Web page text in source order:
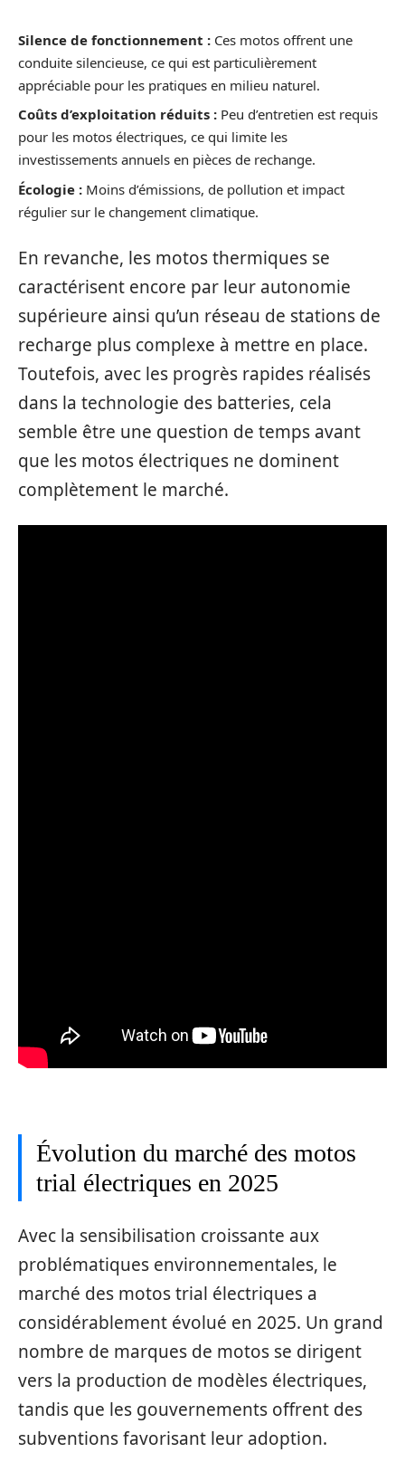
Silence de fonctionnement : Ces motos offrent une
conduite silencieuse, ce qui est particulièrement
appréciable pour les pratiques en milieu naturel.
Coûts d’exploitation réduits : Peu d’entretien est requis
pour les motos électriques, ce qui limite les
investissements annuels en pièces de rechange.
Écologie : Moins d’émissions, de pollution et impact
régulier sur le changement climatique.
En revanche, les motos thermiques se
caractérisent encore par leur autonomie
supérieure ainsi qu’un réseau de stations de
recharge plus complexe à mettre en place.
Toutefois, avec les progrès rapides réalisés
dans la technologie des batteries, cela
semble être une question de temps avant
que les motos électriques ne dominent
complètement le marché.
Évolution du marché des motos
trial électriques en 2025
Avec la sensibilisation croissante aux
problématiques environnementales, le
marché des motos trial électriques a
considérablement évolué en 2025. Un grand
nombre de marques de motos se dirigent
vers la production de modèles électriques,
tandis que les gouvernements offrent des
subventions favorisant leur adoption.